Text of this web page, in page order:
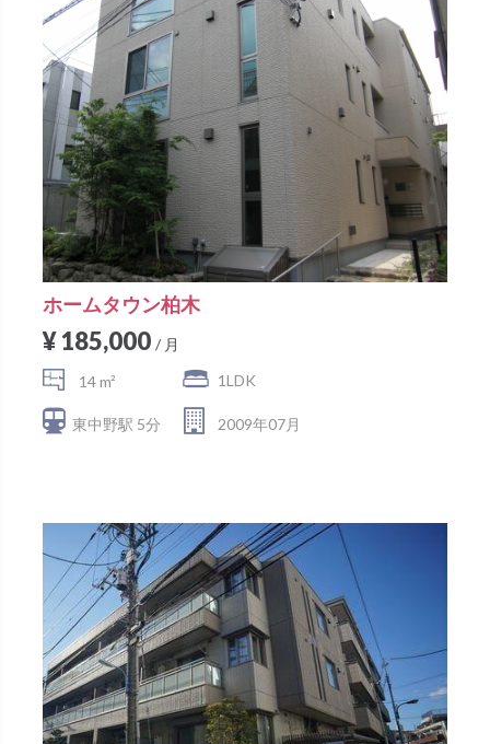
ホームタウン柏木
¥ 185,000 / 月
14 m²
東中野駅 5分
1LDK
2009年07月